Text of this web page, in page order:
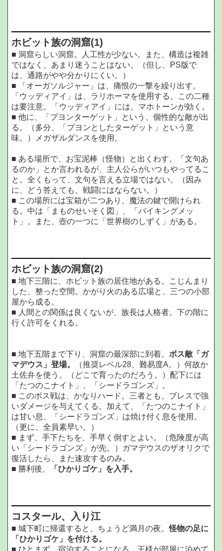
ホビット族の洞窟(1)
■ 洞窟らしい洞窟。人工性が少ない。また、構造は複雑
ではなく、あまり迷うことはない。（但し、PS版で
は、通路がやや分かりにくい。）
■ 「オーガソルジャー」は、痛恨の一撃を繰り出す。
「ウッディアイ」は、ラリホーマを使用する。この二種
は要注意。「ウッディアイ」には、マホトーンが効く。
■ 他に、「プヨンターゲット」という、個性的な敵が出
る。（多分、「プヨンとしたターゲット」という意
味。）メガザルダンスを使用。
■ ある場所で、お宝泥棒（怪物）と出くわす。「文句あ
るのか」とか言われるが、主人公らがいつもやってるこ
と。全くもって、文句を言える立場ではない。（因み
に、どう答えても、戦闘にはならない。）
■ この場所には宝箱が二つあり、魔法の鍵で開けられ
る。中は「まものせいそく図」、「バイキングメッ
ト」。また、壺の一つに「世界樹のしずく」がある。
ホビット族の洞窟(2)
■ 地下三階に、ホビット族の居住地がある。こじんまり
した、整った空間。かがり火のある広場と、三つの小部
屋から成る。
■ 人間との関係は良くないが、族長は人格者。下の階に
行く許可をくれる。
■ 地下五階まで下り、洞窟の最深部に到着。 ボス敵「ガ
マデウス」登場。
（推奨レベル28、難易度A。）何故か
土佐弁を使う。（どこで育ったのだろう。）配下には
「たつのこナイト」、「シードラゴンズ」。
■ このボス戦は、かなりハード。三者とも、ブレスで強
いダメージを与えてくる。加えて、「たつのこナイト」
は甘い息、「シードラゴンズ」は焼け付く息を使用。
（更に、全員素早い。）
■ まず、手下たちを、手早く倒すとよい。（危険度が高
い「シードラゴンズ」が先。）ガマデウスのザオリクで
復活したら、また速攻するのみ。
■ 勝利後、
「ひかりゴケ」を入手。
コスタール、入り江
■ 城下町に帰還すると、ちょうど満月の夜。怪物の足に
「ひかりゴケ」を付ける。